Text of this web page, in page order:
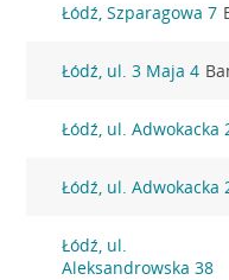
Łódź, Szparagowa 7
Łódź, ul. 3 Maja 4
Łódź, ul. Adwokacka
Łódź, ul. Adwokacka
Łódź, ul.
Aleksandrowska 38